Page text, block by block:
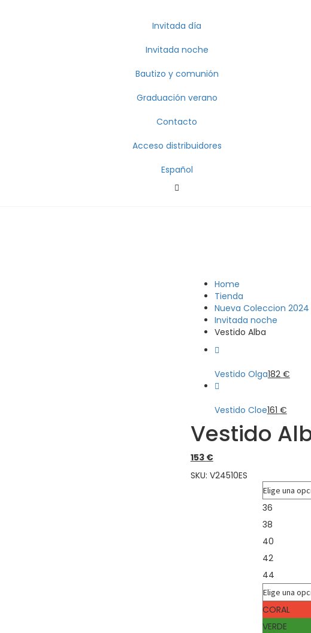
Invitada día
Invitada noche
Bautizo y comunión
Graduación verano
Contacto
Acceso distribuidores
Español
Home
Tienda
Nueva Coleccion 2024
Invitada noche
Vestido Alba
Vestido Olga182 €
Vestido Cloe161 €
Vestido
153 €
SKU: V24510ES
36
38
40
42
44
CORAL
VERDE